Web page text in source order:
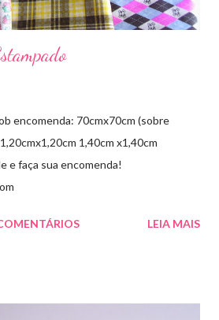
encomenda: 70cmx70cm (sobre
1,40cm x1,40cm
e faça sua encomenda!
LEIA MAIS